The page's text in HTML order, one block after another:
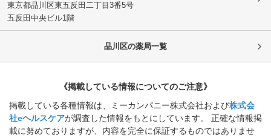
東京都品川区東五反田二丁目3番5号
五反田中央ビル1階
品川区の薬局一覧
《掲載している情報についてのご注意》
掲載している各種情報は、ミーカンパニー株式会社および株式会
社eヘルスケアが調査した情報をもとにしています。 正確な情報掲
載に努めておりますが、内容を完全に保証するものではありませ